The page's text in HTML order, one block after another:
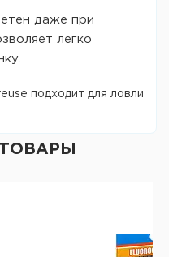
даже при
легко
подходит для ловли